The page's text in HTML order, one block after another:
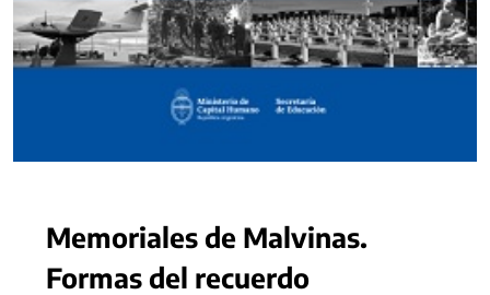
Memoriales de Malvinas.
Formas del recuerdo